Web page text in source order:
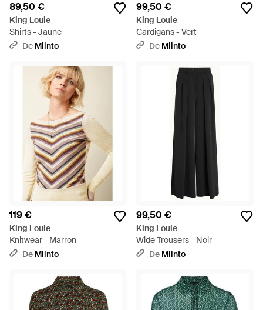
89,50 €
King Louie
Shirts - Jaune
De Miinto
99,50 €
King Louie
Cardigans - Vert
De Miinto
119 €
King Louie
Knitwear - Marron
De Miinto
99,50 €
King Louie
Wide Trousers - Noir
De Miinto